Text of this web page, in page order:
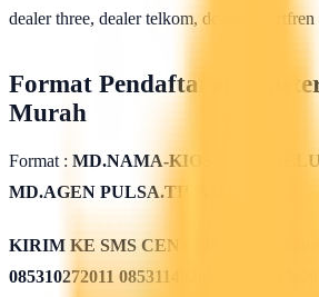
dealer three, dealer telkom, dealer
Format Pendaftaran
Murah
Format : MD.NAMA-KIOS.DESA/
MD.AGEN PULSA.TILAMUTA
KIRIM KE SMS CENTER
085310272011 085311432012